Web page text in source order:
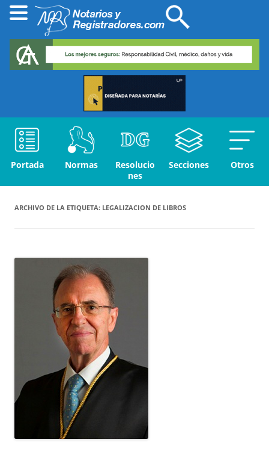
Portada Normas
Resolucio
nes
Secciones Otros
ARCHIVO DE LA ETIQUETA: LEGALIZACION DE LIBROS